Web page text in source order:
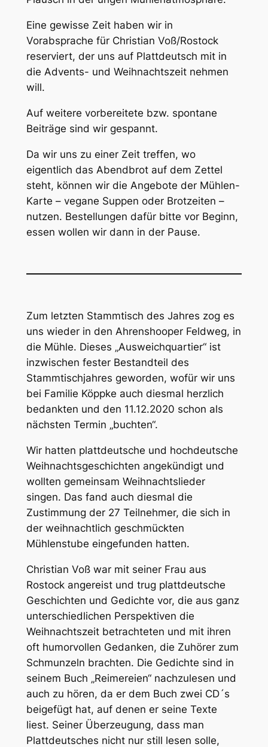
Eine gewisse Zeit haben wir in
Vorabsprache für Christian Voß/Rostock
reserviert, der uns auf Plattdeutsch mit in
die Advents- und Weihnachtszeit nehmen
will.
Auf weitere vorbereitete bzw. spontane
Beiträge sind wir gespannt.
Da wir uns zu einer Zeit treffen, wo
eigentlich das Abendbrot auf dem Zettel
steht, können wir die Angebote der Mühlen-
Karte – vegane Suppen oder Brotzeiten –
nutzen. Bestellungen dafür bitte vor Beginn,
essen wollen wir dann in der Pause.
Zum letzten Stammtisch des Jahres zog es
uns wieder in den Ahrenshooper Feldweg, in
die Mühle. Dieses „Ausweichquartier“ ist
inzwischen fester Bestandteil des
Stammtischjahres geworden, wofür wir uns
bei Familie Köppke auch diesmal herzlich
bedankten und den 11.12.2020 schon als
nächsten Termin „buchten“.
Wir hatten plattdeutsche und hochdeutsche
Weihnachtsgeschichten angekündigt und
wollten gemeinsam Weihnachtslieder
singen. Das fand auch diesmal die
Zustimmung der 27 Teilnehmer, die sich in
der weihnachtlich geschmückten
Mühlenstube eingefunden hatten.
Christian Voß war mit seiner Frau aus
Rostock angereist und trug plattdeutsche
Geschichten und Gedichte vor, die aus ganz
unterschiedlichen Perspektiven die
Weihnachtszeit betrachteten und mit ihren
oft humorvollen Gedanken, die Zuhörer zum
Schmunzeln brachten. Die Gedichte sind in
seinem Buch „Reimereien“ nachzulesen und
auch zu hören, da er dem Buch zwei CD´s
beigefügt hat, auf denen er seine Texte
liest. Seiner Überzeugung, dass man
Plattdeutsches nicht nur still lesen solle,